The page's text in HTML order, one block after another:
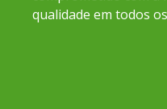
qualidade em todos